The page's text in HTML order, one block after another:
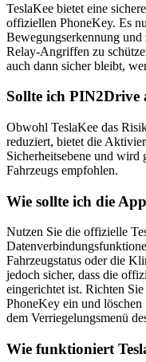
TeslaKee bietet eine
offiziellen PhoneKey. Es
Bewegungserkennung
Relay-Angriffen zu
auch dann sicher bleibt,
Sollte ich PIN2Drive
Obwohl TeslaKee das
reduziert, bietet die
Sicherheitsebene und wird
Fahrzeugs empfohlen.
Wie sollte ich die
Nutzen Sie die offizielle
Fahrzeugstatus oder die
jedoch sicher, dass die
eingerichtet ist. Richten
PhoneKey ein und
dem Verriegelungsmenü
Wie funktioniert